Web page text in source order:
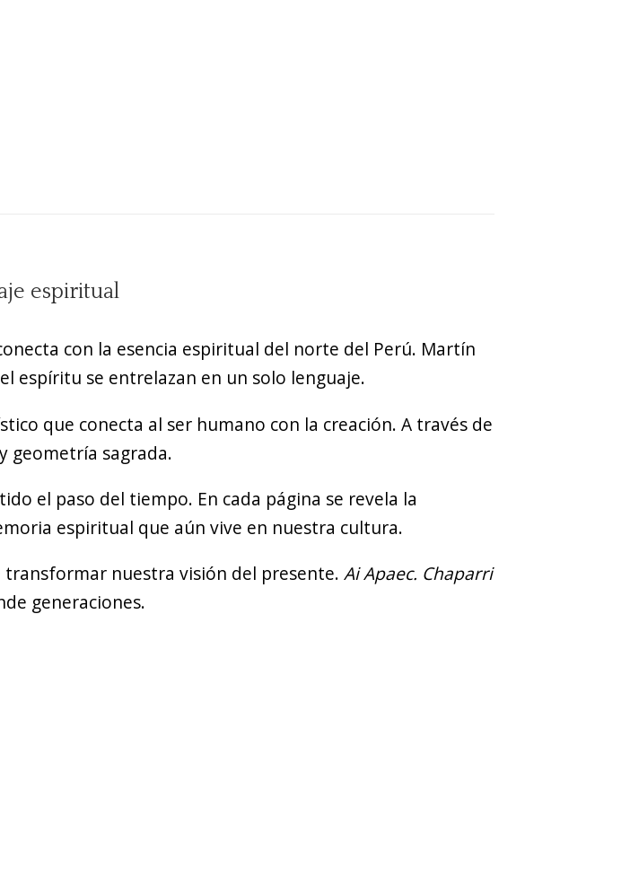
espiritual
con la esencia espiritual del norte del Perú. Martín
espíritu se entrelazan en un solo lenguaje.
que conecta al ser humano con la creación. A través de
geometría sagrada.
el paso del tiempo. En cada página se revela la
espiritual que aún vive en nuestra cultura.
nuestra visión del presente. Ai Apaec. Chaparri
generaciones.